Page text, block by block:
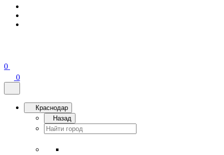
0
0
Краснодар
Назад